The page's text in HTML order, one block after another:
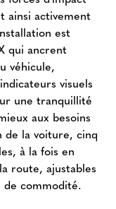
ainsi activement
est
qui ancrent
véhicule,
visuels
une tranquillité
aux besoins
de la voiture, cinq
à la fois en
route, ajustables
de commodité.